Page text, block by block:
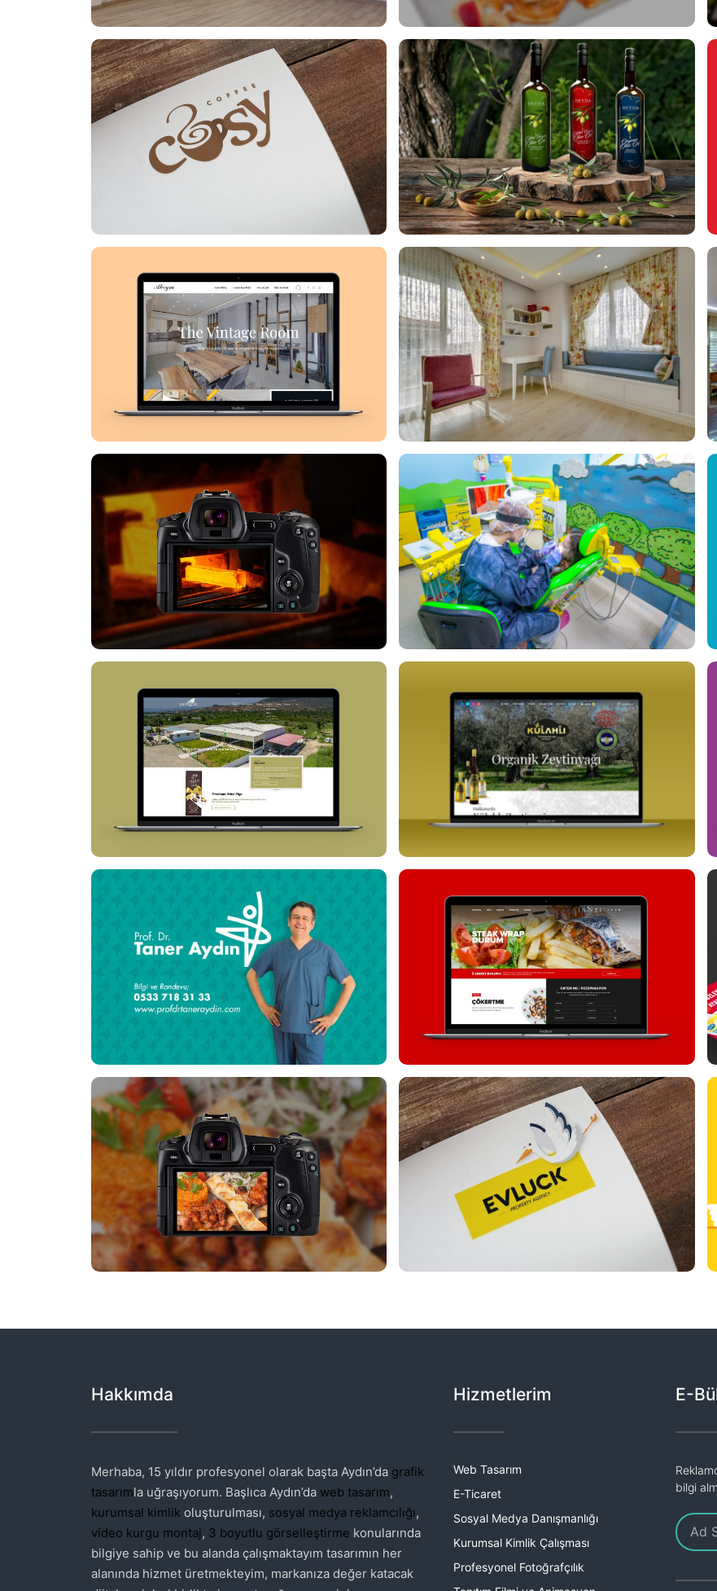
Hakkımda
Merhaba, 15 yıldır profesyonel olarak başta Aydın’da grafik
tasarımla uğraşıyorum. Başlıca Aydın’da web tasarım,
kurumsal kimlik oluşturulması, sosyal medya reklamcılığı,
video kurgu montaj, 3 boyutlu görselleştirme konularında
bilgiye sahip ve bu alanda çalışmaktayım tasarımın her
alanında hizmet üretmekteyim, markanıza değer katacak
Hizmetlerim
Web Tasarım
E-Ticaret
Sosyal Medya Danışmanlığı
Kurumsal Kimlik Çalışması
Profesyonel Fotoğrafçılık
E-
bilgi